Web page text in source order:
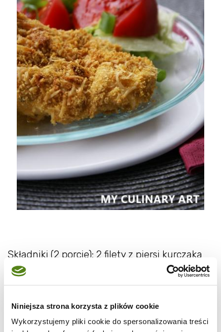
Niniejsza strona korzysta z plików cookie
Wykorzystujemy pliki cookie do spersonalizowania treści
Składniki (2 porcje): 2 filety z piersi kurczaka
1 jajko
1/2 szklanki płatków kukurydzianych
1/4 szklanki tartego parmezanu
sól, pieprz